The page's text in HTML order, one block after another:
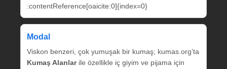
:contentReference[oaicite:0]{index=0}
Modal
Viskon benzeri, çok yumuşak bir kumaş; kumas.org’ta
Kumaş Alanlarile özellikle iç giyim ve pijama için